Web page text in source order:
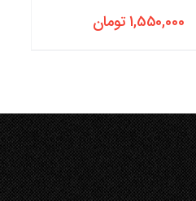
1,550,000تومان